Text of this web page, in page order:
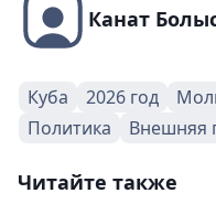
Канат
Куба 2026 год
Политика
Внешняя
Читайте также